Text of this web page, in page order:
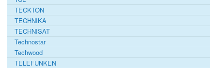
TECKTON
TECHNIKA
TECHNISAT
Technostar
Techwood
TELEFUNKEN